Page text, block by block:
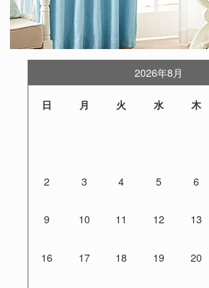
2026年8月
日 月 火 水 木
2 3 4 5 6
9 10 11 12 13
16 17 18 19 20